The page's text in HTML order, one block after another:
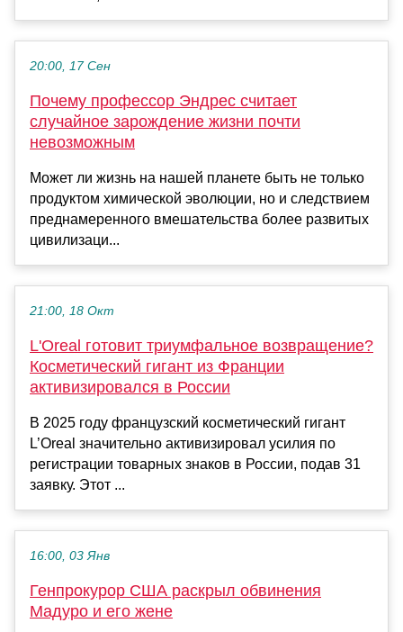
20:00, 17 Сен
Почему профессор Эндрес считает
случайное зарождение жизни почти
невозможным
Может ли жизнь на нашей планете быть не только
продуктом химической эволюции, но и следствием
преднамеренного вмешательства более развитых
цивилизаци...
21:00, 18 Окт
L'Oreal готовит триумфальное возвращение?
Косметический гигант из Франции
активизировался в России
В 2025 году французский косметический гигант
L’Oreal значительно активизировал усилия по
регистрации товарных знаков в России, подав 31
заявку. Этот ...
16:00, 03 Янв
Генпрокурор США раскрыл обвинения
Мадуро и его жене